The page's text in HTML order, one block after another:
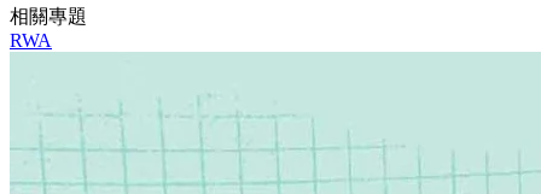
相關專題
RWA